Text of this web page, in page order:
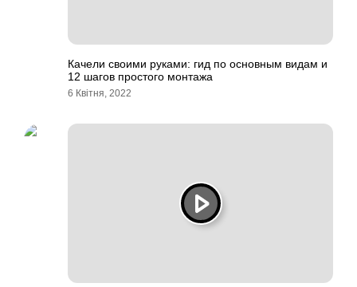
Качели своими руками: гид по основным видам и
12 шагов простого монтажа
6 Квітня, 2022